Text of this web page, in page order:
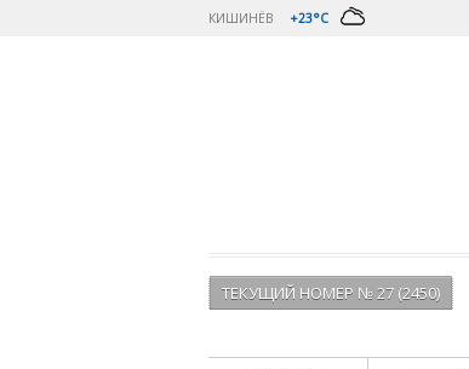
КИШИНЁВ +23°C
ТЕКУЩИЙ НОМЕР № 27 (2450)